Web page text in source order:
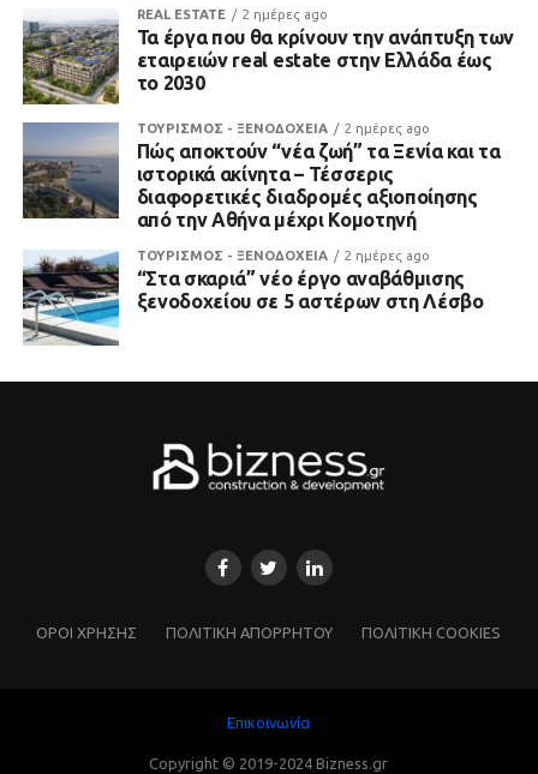
REAL ESTATE 2 ημέρες ago
Τα έργα που θα κρίνουν την ανάπτυξη των
εταιρειών real estate στην Ελλάδα έως
το 2030
ΤΟΥΡΙΣΜΟΣ - ΞΕΝΟΔΟΧΕΙΑ 2 ημέρες ago
Πώς αποκτούν “νέα ζωή” τα Ξενία και τα
ιστορικά ακίνητα – Τέσσερις
διαφορετικές διαδρομές αξιοποίησης
από την Αθήνα μέχρι Κομοτηνή
ΤΟΥΡΙΣΜΟΣ - ΞΕΝΟΔΟΧΕΙΑ 2 ημέρες ago
“Στα σκαριά” νέο έργο αναβάθμισης
ξενοδοχείου σε 5 αστέρων στη Λέσβο
ΌΡΟΙ ΧΡΗΣΗΣ ΠΟΛΙΤΙΚΗ ΑΠΟΡΡΗΤΟΥ ΠΟΛΙΤΙΚΗ COOKIES
Επικοινωνία
Copyright © 2019-2024 Bizness.gr